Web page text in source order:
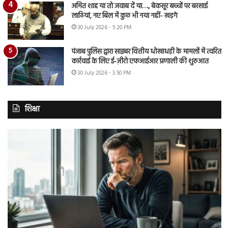
अमित शाह या तो जवाब दें या…., बेकसूर बच्चों पर बरसाई
लाठियां, नए बिल में कुछ भी नया नहीं- खड़गे
30 July 2026 - 5:20 PM
पंजाब पुलिस द्वारा साइबर वित्तीय धोखाधड़ी के मामलों में त्वरित
कार्रवाई के लिए ई-ज़ीरो एफआईआर प्रणाली की शुरुआत
30 July 2026 - 3:50 PM
शिक्षा